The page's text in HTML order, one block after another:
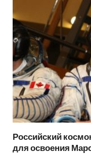
Российский
для освоения